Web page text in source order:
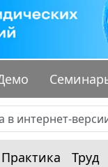
Практика Труд